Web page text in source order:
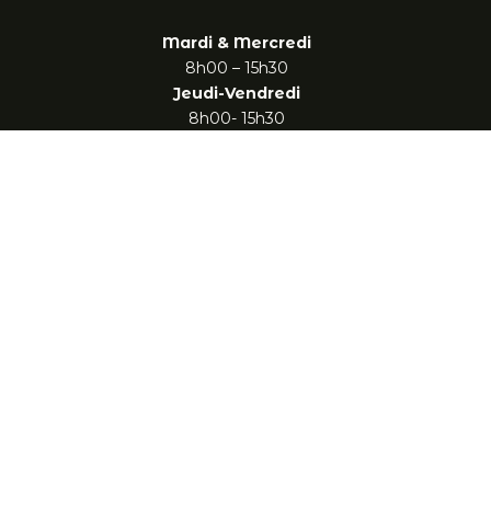
Mardi & Mercredi
8h00 – 15h30
Jeudi-Vendredi
8h00- 15h30